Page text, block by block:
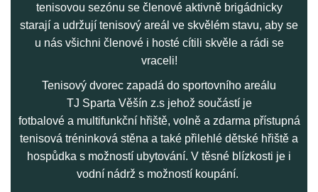
tenisovou sezónu se členové aktivně brigádnicky
starají a udržují tenisový areál ve skvělém stavu, aby se
u nás všichni členové i hosté cítili skvěle a rádi se
vraceli!
Tenisový dvorec zapadá do sportovního areálu
TJ Sparta Věšín z.s jehož součástí je
fotbalové a multifunkční hřiště, volně a zdarma přístupná
tenisová tréninková stěna a také přilehlé dětské hřiště a
hospůdka s možností ubytování. V těsné blízkosti je i
vodní nádrž s možností koupání.